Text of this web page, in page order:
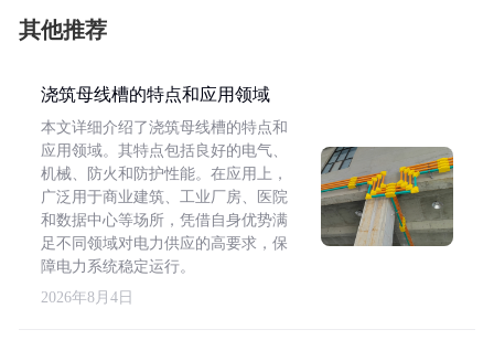
其他推荐
浇筑母线槽的特点和应用领域
本文详细介绍了浇筑母线槽的特点和
应用领域。其特点包括良好的电气、
机械、防火和防护性能。在应用上，
广泛用于商业建筑、工业厂房、医院
和数据中心等场所，凭借自身优势满
足不同领域对电力供应的高要求，保
障电力系统稳定运行。
2026年8月4日